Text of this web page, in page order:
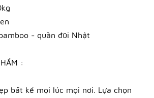
- quần đũi Nhật
:
bất kể mọi lúc mọi nơi. Lựa chọn